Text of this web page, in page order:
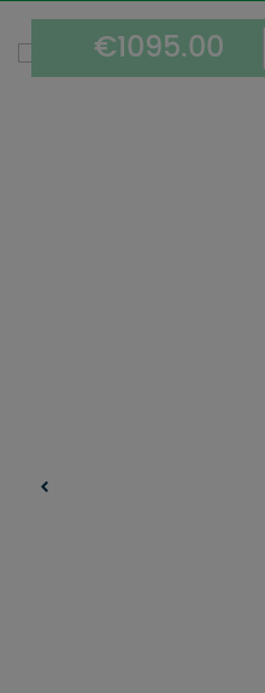
UZŅEMOŠAIS TŪRISMS
IMPRO KONKURSI
€1095.00